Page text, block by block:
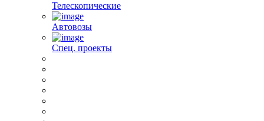
Телескопические
Автовозы
Спец. проекты